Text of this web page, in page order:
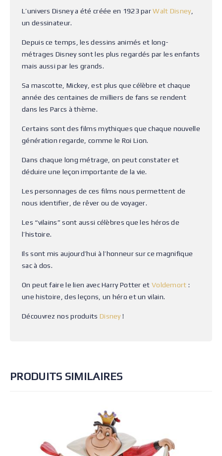
L’univers Disney a été créée en 1923 parWalt Disney,
un dessinateur.
Depuis ce temps, les dessins animés et long-
métrages Disney sont les plus regardés par les enfants
mais aussi par les grands.
Sa mascotte, Mickey, est plus que célèbre et chaque
année des centaines de milliers de fans se rendent
dans les Parcs à thème.
Certains sont des films mythiques que chaque nouvelle
génération regarde, comme le Roi Lion.
Dans chaque long métrage, on peut constater et
déduire une leçon importante de la vie.
Les personnages de ces films nous permettent de
nous identifier, de rêver ou de voyager.
Les “vilains” sont aussi célèbres que les héros de
l’histoire.
Ils sont mis aujourd’hui à l’honneur sur ce magnifique
sac à dos.
On peut faire le lien avec Harry Potter et Voldemort :
une histoire, des leçons, un héro et un vilain.
Découvrez nos produits Disney!
PRODUITS SIMILAIRES